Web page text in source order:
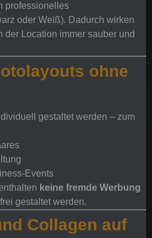
professionelles
oder Weiß). Dadurch wirken
der Location immer sauber und
ohne
gestaltet werden – zum
Events
keine fremde Werbung
gestaltet werden.
Collagen auf